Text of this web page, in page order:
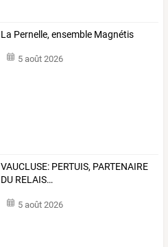
La Pernelle, ensemble Magnétis
5 août 2026
VAUCLUSE: PERTUIS, PARTENAIRE
DU RELAIS…
5 août 2026